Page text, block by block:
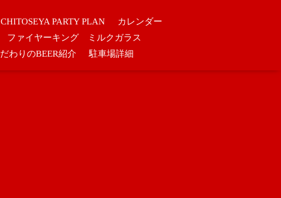
PARTY PLAN
カレンダー
ファイヤーキング ミルクガラス
わりのBEER紹介 駐車場詳細